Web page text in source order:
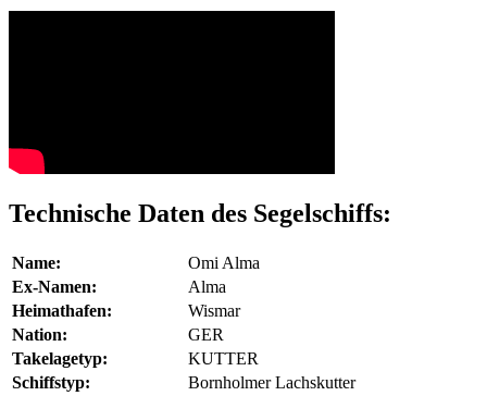
Technische Daten des Segelschiffs:
Name:
Omi Alma
Ex-Namen:
Alma
Heimathafen:
Wismar
Nation:
GER
Takelagetyp:
KUTTER
Schiffstyp:
Bornholmer Lachskutter